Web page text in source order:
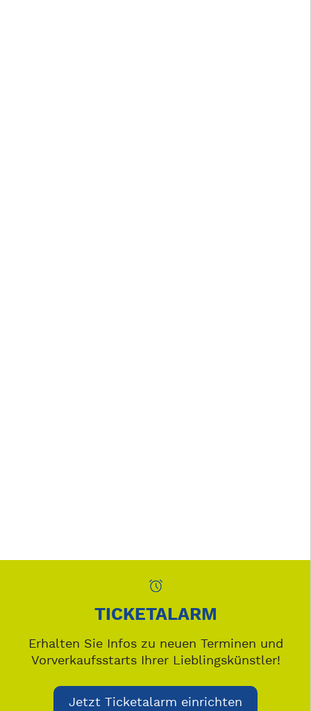
TICKETALARM
Erhalten Sie Infos zu neuen Terminen und
Vorverkaufsstarts Ihrer Lieblingskünstler!
Jetzt Ticketalarm einrichten